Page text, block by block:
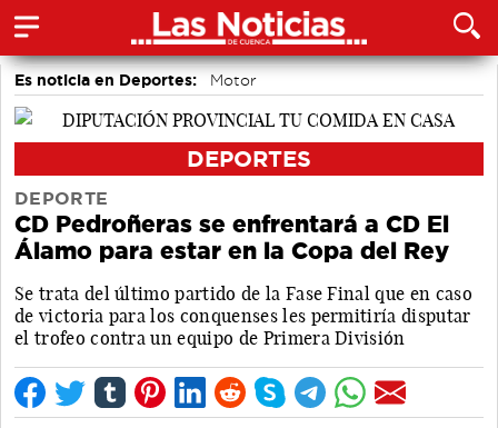
Es noticia en Deportes: Motor
DEPORTES
DEPORTE
CD Pedroñeras se enfrentará a CD El
Álamo para estar en la Copa del Rey
Se trata del último partido de la Fase Final que en caso
de victoria para los conquenses les permitiría disputar
el trofeo contra un equipo de Primera División